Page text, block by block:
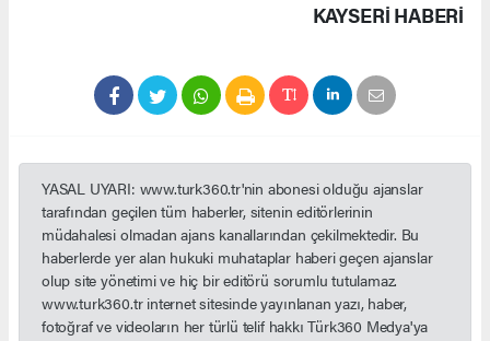
KAYSERI HABERİ
YASAL UYARI: www.turk360.tr'nin abonesi olduğu ajanslar
tarafından geçilen tüm haberler, sitenin editörlerinin
müdahalesi olmadan ajans kanallarından çekilmektedir. Bu
haberlerde yer alan hukuki muhataplar haberi geçen ajanslar
olup site yönetimi ve hiç bir editörü sorumlu tutulamaz.
www.turk360.tr internet sitesinde yayınlanan yazı, haber,
fotoğraf ve videoların her türlü telif hakkı Türk360 Medya'ya